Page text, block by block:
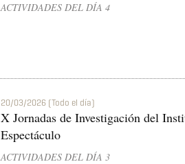
ACTIVIDADES DEL DÍA 4
20/03/2026 (Todo el día)
X Jornadas de Investigación del
Espectáculo
ACTIVIDADES DEL DÍA 3